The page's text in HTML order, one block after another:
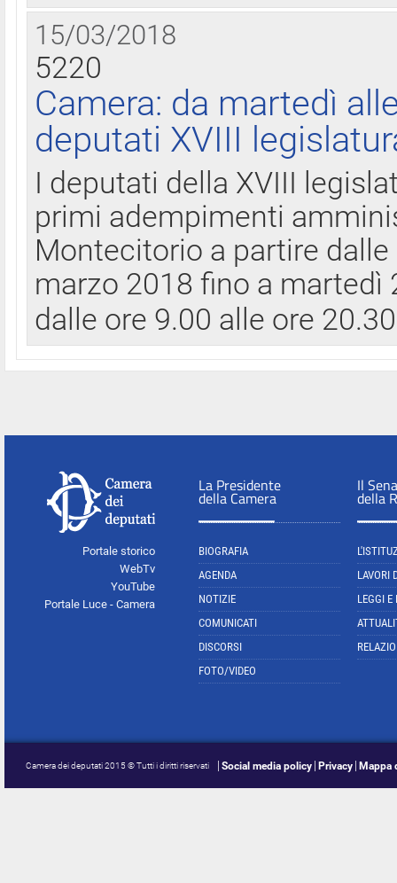
15/03/2018
5220
Camera: da martedì
deputati XVIII
I deputati della XVIII
primi adempimenti
Montecitorio a partire
marzo 2018 fino a
dalle ore 9.00 alle ore
Portale storico
WebTv
YouTube
Portale Luce - Camera
La Presidente
della Camera
BIOGRAFIA
AGENDA
NOTIZIE
COMUNICATI
DISCORSI
FOTO/VIDEO
Il
della
LAVORI
LEGGI E
Camera dei deputati 2015 © Tutti i diritti riservati Social media policy Privacy Mappa